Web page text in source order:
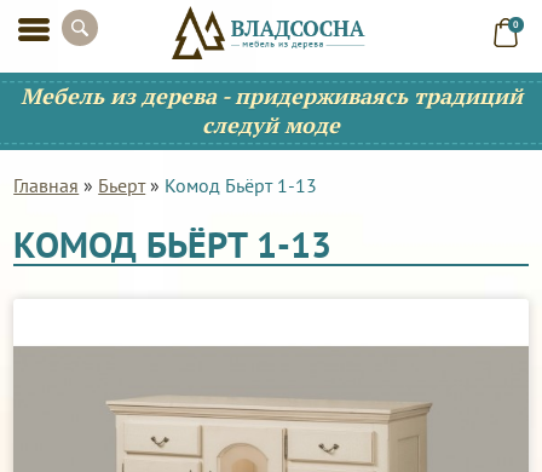
0
Мебель из дерева - придерживаясь традиций
следуй моде
Главная » Бьерт» Комод Бьёрт 1-13
КОМОД БЬЁРТ 1-13